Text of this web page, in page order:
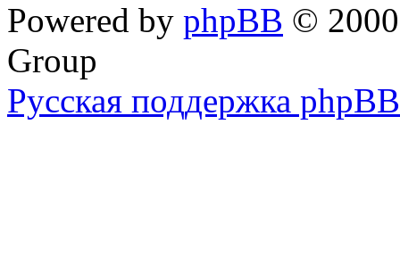
Powered by phpBB ©
Group
Русская поддержка phpBB